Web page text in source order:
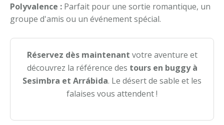
Polyvalence : Parfait pour une sortie romantique, un
groupe d'amis ou un événement spécial.
Réservez dès maintenant votre aventure et
découvrez la référence des tours en buggy à
Sesimbra et Arrábida. Le désert de sable et les
falaises vous attendent !